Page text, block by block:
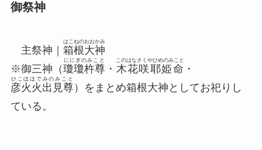
御祭神
主祭神｜ 箱根大神
はこねのおおかみ
※御三神（瓊瓊杵尊
ににぎのみこと
・ 木花咲耶姫命
このはなさくやひめのみこと
・
彦火火出見尊
ひこほほでみのみこと
）をまとめ箱根大神 としてお祀りし
ている。